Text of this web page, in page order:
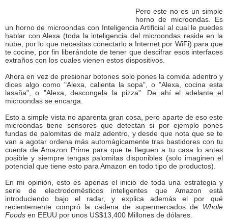
Pero este no es un simple
horno de microondas. Es
un horno de microondas con Inteligencia Artificial al cual le puedes
hablar con Alexa (toda la inteligencia del microondas reside en la
nube, por lo que necesitas conectarlo a Internet por WiFi) para que
te cocine, por fin liberándote de tener que descifrar esos interfaces
extraños con los cuales vienen estos dispositivos.
Ahora en vez de presionar botones solo pones la comida adentro y
dices algo como "Alexa, calienta la sopa", o "Alexa, cocina esta
lasaña", o "Alexa, descongela la pizza". De ahí el adelante el
microondas se encarga.
Esto a simple vista no aparenta gran cosa, pero aparte de eso este
microondas tiene sensores que detectan si por ejemplo pones
fundas de palomitas de maíz adentro, y desde que nota que se te
van a agotar ordena más automágicamente tras bastidores con tu
cuenta de Amazon Prime para que te lleguen a tu casa lo antes
posible y siempre tengas palomitas disponibles (solo imaginen el
potencial que tiene esto para Amazon en todo tipo de productos).
En mi opinión, esto es apenas el inicio de toda una estrategia y
serie de electrodomésticos inteligentes que Amazon está
introduciendo bajo el radar, y explica además el por qué
recientemente compró la cadena de supermercados de Whole
Foods en EEUU por unos US$13,400 Millones de dólares.